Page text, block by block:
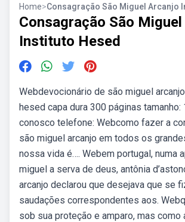
Home>Consagração São Miguel Arcanjo
Consagração São
Instituto Hesed
Webdevocionário de são miguel
hesed capa dura 300 páginas tamanho:
conosco telefone: Webcomo fazer a
são miguel arcanjo em todos os
nossa vida é…. Webem portugal, numa
miguel a serva de deus, antônia
arcanjo declarou que desejava que se
saudações correspondentes aos.
sob sua proteção e amparo, mas como